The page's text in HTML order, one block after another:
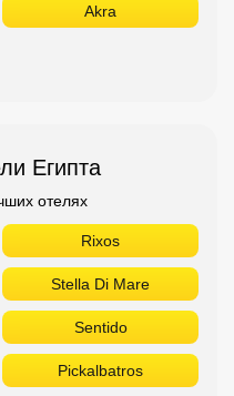
Akra
Египта
отелях
Rixos
Stella Di Mare
Sentido
Pickalbatros